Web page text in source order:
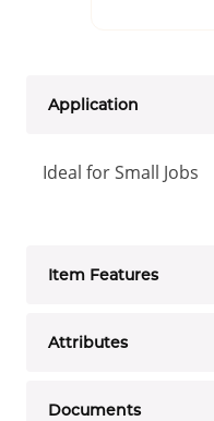
Application
Ideal for Small Jobs
Item Features
Attributes
Documents